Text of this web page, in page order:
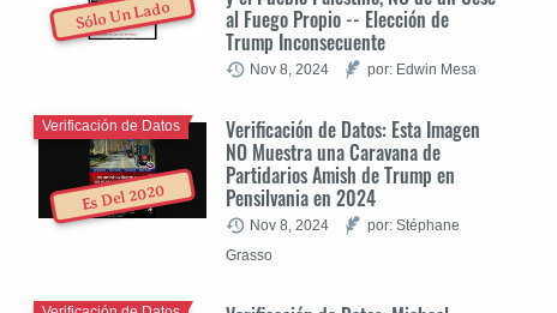
Sólo Un Lado al Fuego Propio -- Elección de
Trump Inconsecuente
Nov 8, 2024 por: Edwin Mesa
Es Del 2020
Verificación de Datos: Esta Imagen
NO Muestra una Caravana de
Partidarios Amish de Trump en
Pensilvania en 2024
Verificación de Datos
Nov 8, 2024
por: Stéphane
Grasso